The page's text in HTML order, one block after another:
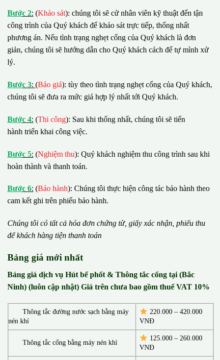
Bước 2: (Khảo sát): chúng tôi sẽ cử nhân viên kỹ thuật đến tận
công trình của Quý khách để khảo sát trực tiếp, thống nhất
phương án. Nếu tình trạng nghẹt cống của Quý khách là đơn
giản, chúng tôi sẽ hướng dẫn cho Quý khách cách để tự mình xử
lý.
Bước 3: (Báo giá): tùy theo tình trạng nghẹt cống của Quý khách,
chúng tôi sẽ đưa ra mức giá hợp lý nhất tới Quý khách.
Bước 4: (Thi công): Sau khi thống nhất, chúng tôi sẽ tiến
hành triển khai công việc.
Bước 5: (Nghiệm thu): Quý khách nghiệm thu công trình sau khi
hoàn thành và thanh toán.
Bước 6: (Bảo hành): Chúng tôi thực hiện công tác bảo hành theo
cam kết ghi trên phiếu bảo hành.
Chúng tôi có tất cả hóa đơn chứng từ, giấy xác nhận, phiếu thu
đểkhách hàng tiện thanh toán
Bảng giá mới nhất
Bảng giá dịch vụ Hút bể phốt & Thông tắc cống tại (Bắc
Ninh) (luôn cập nhật) Giá trên chưa bao gồm thuế VAT 10%
Thông tắc đường nước sạch bằng máy
nén khí
220.000 – 420.000
VNĐ
Thông tắc cống bằng máy nén khí
125.000 – 260.000
VNĐ